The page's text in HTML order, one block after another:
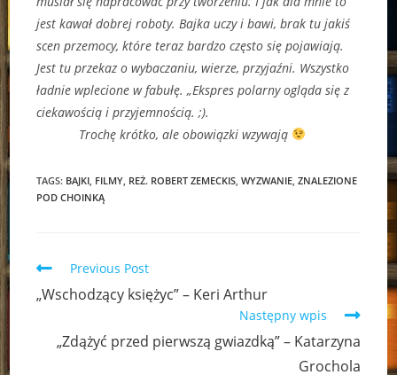
jest kawał dobrej roboty. Bajka uczy i bawi, brak tu jakiś
scen przemocy, które teraz bardzo często się pojawiają.
Jest tu przekaz o wybaczaniu, wierze, przyjaźni. Wszystko
ładnie wplecione w fabułę. „Ekspres polarny ogląda się z
ciekawością i przyjemnością. ;).
Trochę krótko, ale obowiązki wzywają
TAGS: BAJKI FILMY REŻ. ROBERT ZEMECKIS WYZWANIE ZNALEZIONE
POD CHOINKĄ
Read
articles
Previous Post
„Wschodzący księżyc” – Keri Arthur
Następny wpis
„Zdążyć przed pierwszą gwiazdką” – Katarzyna
Grochola